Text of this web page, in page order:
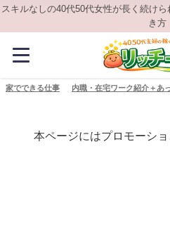
スキルなしの40代50代女性が長く続け
き方
家でできる仕事 内職・在宅ワーク紹介＋あ
本ページにはプロモーショ